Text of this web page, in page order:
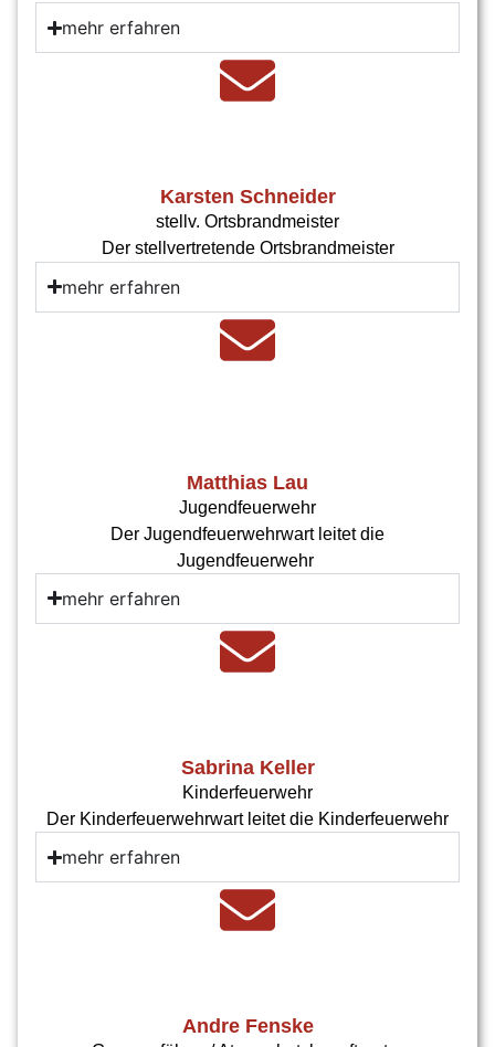
mehr erfahren
Karsten Schneider
stellv. Ortsbrandmeister
Der stellvertretende Ortsbrandmeister
mehr erfahren
Matthias Lau
Jugendfeuerwehr
Der Jugendfeuerwehrwart leitet die
Jugendfeuerwehr
mehr erfahren
Sabrina Keller
Kinderfeuerwehr
Der Kinderfeuerwehrwart leitet die Kinderfeuerwehr
mehr erfahren
Andre Fenske